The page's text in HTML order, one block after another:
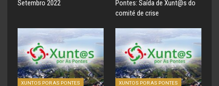
Setembro 2022
Pontes: Saída de Xunt@s do
comité de crise
XUNTOS POR AS PONTES XUNTOS POR AS PONTES